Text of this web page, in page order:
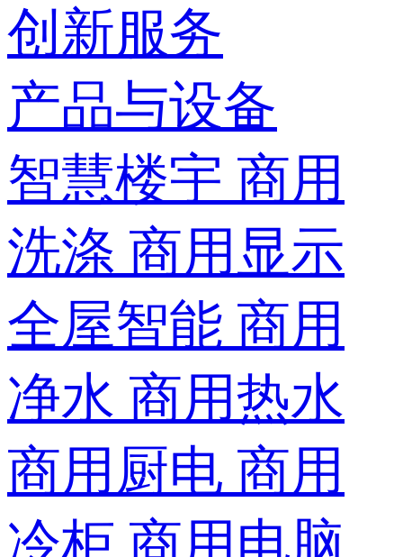
创新服务
产品与设备
智慧楼宇 商用
洗涤 商用显示
全屋智能 商用
净水 商用热水
商用厨电 商用
冷柜 商用电脑